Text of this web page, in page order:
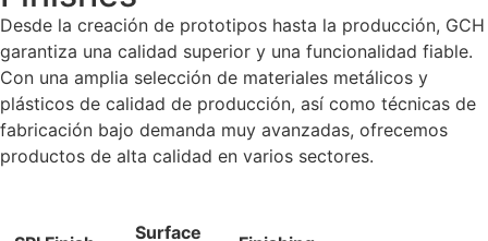
Desde la creación de prototipos hasta la producción, GCH
garantiza una calidad superior y una funcionalidad fiable.
Con una amplia selección de materiales metálicos y
plásticos de calidad de producción, así como técnicas de
fabricación bajo demanda muy avanzadas, ofrecemos
productos de alta calidad en varios sectores.
Surface